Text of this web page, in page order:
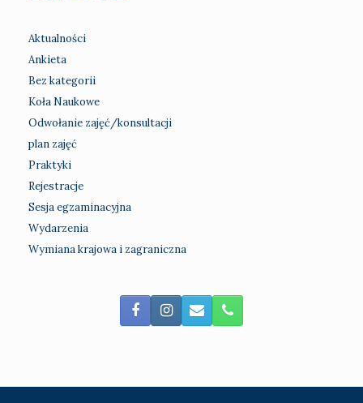
Aktualności
Ankieta
Bez kategorii
Koła Naukowe
Odwołanie zajęć/konsultacji
plan zajęć
Praktyki
Rejestracje
Sesja egzaminacyjna
Wydarzenia
Wymiana krajowa i zagraniczna